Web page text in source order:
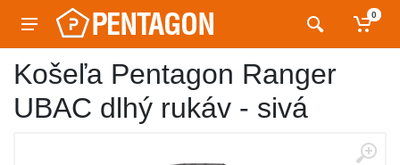
0
Košeľa Pentagon Ranger
UBAC dlhý rukáv - sivá